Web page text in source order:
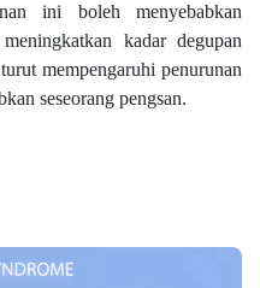
ini boleh menyebabkan
kadar degupan
mempengaruhi penurunan
seseorang pengsan.